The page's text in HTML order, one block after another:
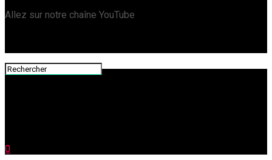
Allez sur notre chaîne YouTube
0